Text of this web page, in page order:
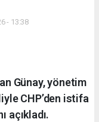
- 13:38
Günay, yönetim
CHP’den istifa
açıkladı.